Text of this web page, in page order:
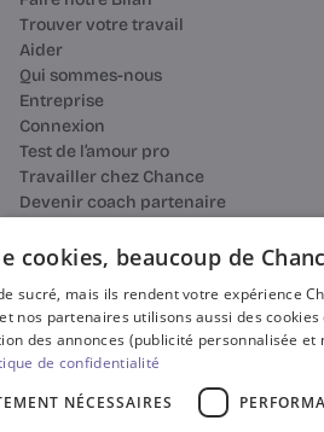
Trouver votre travail
Aider
Qui sommes-nous
Entreprise
Connexion
Test de l’amour pro
Travailler chez Chance
Devenir coach partenaire
Ressources
Bilan de compétences
Reconversion professionnelle
Blog
Média
Presse
Où faire votre bilan de compétences ?
cookies, beaucoup de
sucré, mais ils rendent votre expérience
nos partenaires utilisons aussi des
des annonces (publicité personnalisée
de confidentialité
NÉCESSAIRES